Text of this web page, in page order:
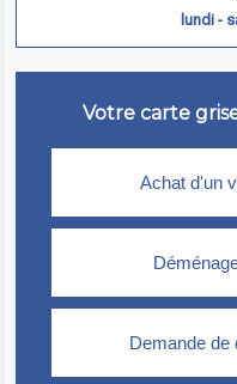
lundi -
Votre carte